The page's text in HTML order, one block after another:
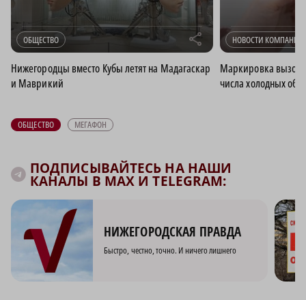
ОБЩЕСТВО r
Нижегородцы вместо Кубы летят на Мадагаскар
и Маврикий
НОВОСТИ КОМПАНИИ
Маркировка
числа холодных
ОБЩЕСТВО МЕГАФОН
ПОДПИСЫВАЙТЕСЬ НА НАШИ
КАНАЛЫ В MAX И TELEGRAM:
НИЖЕГОРОДСКАЯ ПРАВДА
Быстро, честно, точно. И ничего лишнего